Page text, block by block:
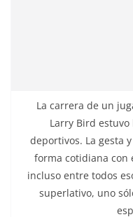
La carrera de un
Larry Bird
deportivos. La gesta
forma cotidiana con
incluso entre todos
superlativo, uno